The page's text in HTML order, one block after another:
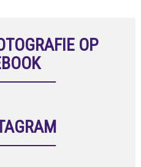
OP